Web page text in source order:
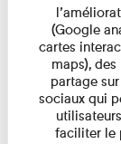
(Google
cartes
maps),
partage
sociaux qui
faciliter le